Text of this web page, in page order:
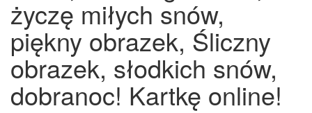
życzę miłych snów,
piękny obrazek, Śliczny
obrazek, słodkich snów,
dobranoc! Kartkę online!